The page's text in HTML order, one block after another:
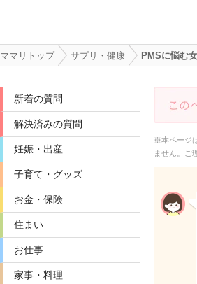
ママリトップ サプリ・健康 PMSに悩む
新着の質問
解決済みの質問
妊娠・出産
子育て・グッズ
お金・保険
住まい
お仕事
家事・料理
※本ページ
ません。ご